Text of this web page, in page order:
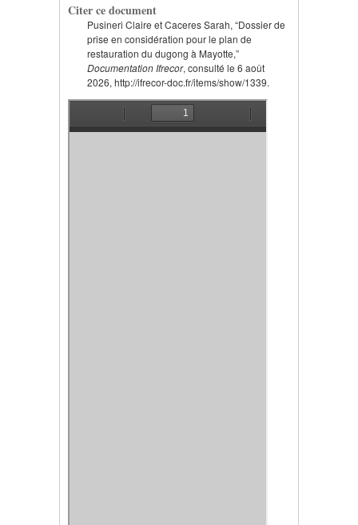
Citer ce document
Pusineri Claire et Caceres Sarah, “Dossier de
prise en considération pour le plan de
restauration du dugong à Mayotte,”
Documentation Ifrecor, consulté le 6 août
2026, http://ifrecor-doc.fr/items/show/1339.